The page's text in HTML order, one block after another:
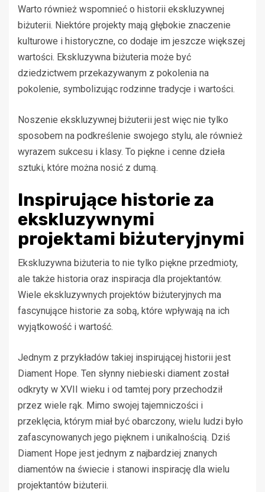
Warto również wspomnieć o historii ekskluzywnej
biżuterii. Niektóre projekty mają głębokie znaczenie
kulturowe i historyczne, co dodaje im jeszcze większej
wartości. Ekskluzywna biżuteria może być
dziedzictwem przekazywanym z pokolenia na
pokolenie, symbolizując rodzinne tradycje i wartości.
Noszenie ekskluzywnej biżuterii jest więc nie tylko
sposobem na podkreślenie swojego stylu, ale również
wyrazem sukcesu i klasy. To piękne i cenne dzieła
sztuki, które można nosić z dumą.
Inspirujące historie za
ekskluzywnymi
projektami biżuteryjnymi
Ekskluzywna biżuteria to nie tylko piękne przedmioty,
ale także historia oraz inspiracja dla projektantów.
Wiele ekskluzywnych projektów biżuteryjnych ma
fascynujące historie za sobą, które wpływają na ich
wyjątkowość i wartość.
Jednym z przykładów takiej inspirującej historii jest
Diament Hope. Ten słynny niebieski diament został
odkryty w XVII wieku i od tamtej pory przechodził
przez wiele rąk. Mimo swojej tajemniczości i
przeklęcia, którym miał być obarczony, wielu ludzi było
zafascynowanych jego pięknem i unikalnością. Dziś
Diament Hope jest jednym z najbardziej znanych
diamentów na świecie i stanowi inspirację dla wielu
projektantów biżuterii.